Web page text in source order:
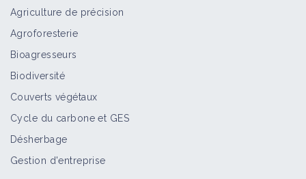
Agriculture de précision
Agroforesterie
Bioagresseurs
Biodiversité
Couverts végétaux
Cycle du carbone et GES
Désherbage
Gestion d'entreprise